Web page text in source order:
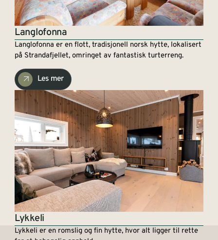
Langlofonna
Langlofonna er en flott, tradisjonell norsk hytte, lokalisert
på Strandafjellet, omringet av fantastisk turterreng.
Les mer
Lykkeli
Lykkeli er en romslig og fin hytte, hvor alt ligger til rette